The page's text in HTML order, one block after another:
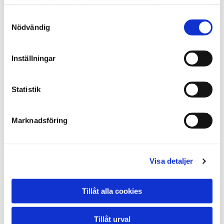
Nödvändig
Inställningar
Statistik
Marknadsföring
Visa detaljer
Tillåt alla cookies
Tillåt urval
Kran med två handtag. Kan monteras på alla
Blupura C2 A